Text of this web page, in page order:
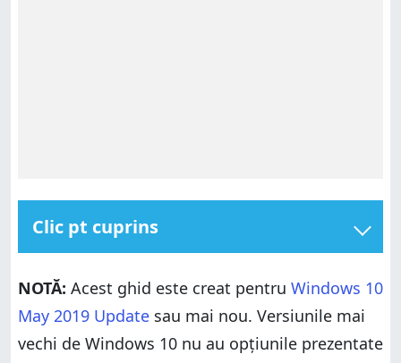
Clic pt cuprins
Windows 10
Ce filă ai ales să deschidă Managerul de activități?
NOTĂ: Acest ghid este creat pentru Windows 10
May 2019 Update sau mai nou. Versiunile mai
vechi de Windows 10 nu au opțiunile prezentate